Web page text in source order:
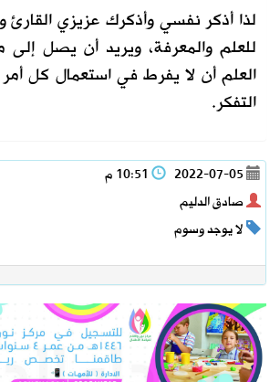
لذا أذكر نفسيوأذكرك عزيزي
للعلم والمعرفة،ويريد أن يصل
العلمأن لا يفرطفي استعمال كل
التفكر.
2022-07-05
صادق الدليم
لا يوجد وسوم